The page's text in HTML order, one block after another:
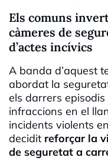
Els comuns
càmeres de
d’actes incívics
A banda d’aquest
abordat la
els darrers
infraccions en el
incidents violents
decidit reforçar la
de seguretat a